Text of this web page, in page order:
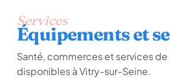
Services
Équipements et
Santé, commerces et services
disponibles à Vitry-sur-Seine.